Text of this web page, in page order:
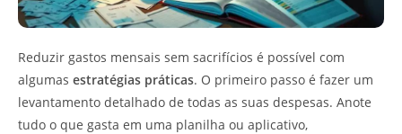
Reduzir gastos mensais sem sacrifícios é possível com
algumas estratégias práticas. O primeiro passo é fazer um
levantamento detalhado de todas as suas despesas. Anote
tudo o que gasta em uma planilha ou aplicativo,